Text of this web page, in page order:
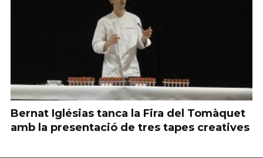
Bernat Iglésias tanca la Fira del Tomàquet
amb la presentació de tres tapes creatives